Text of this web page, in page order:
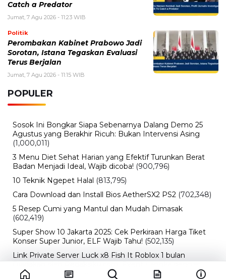
Catch a Predator
Jumat, 7 Agu 2026 - 11:23 WIB
Politik
Perombakan Kabinet Prabowo Jadi
Sorotan, Istana Tegaskan Evaluasi
Terus Berjalan
Jumat, 7 Agu 2026 - 11:15 WIB
POPULER
Sosok Ini Bongkar Siapa Sebenarnya Dalang Demo 25
Agustus yang Berakhir Ricuh: Bukan Intervensi Asing
(1,000,011)
3 Menu Diet Sehat Harian yang Efektif Turunkan Berat
Badan Menjadi Ideal, Wajib dicoba! (900,796)
10 Teknik Ngepet Halal (813,795)
Cara Download dan Install Bios AetherSX2 PS2 (702,348)
5 Resep Cumi yang Mantul dan Mudah Dimasak
(602,419)
Super Show 10 Jakarta 2025: Cek Perkiraan Harga Tiket
Konser Super Junior, ELF Wajib Tahu! (502,135)
Link Private Server Luck x8 Fish It Roblox 1 bulan
Diadakan oleh Redaksiku.com: Event Langka dengan
Drop Rate yang Melejit
(424,813)